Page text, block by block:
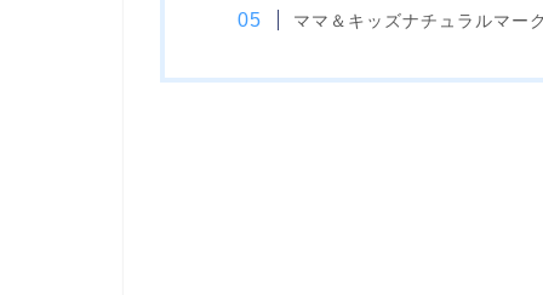
ママ＆キッズナチュラルマー